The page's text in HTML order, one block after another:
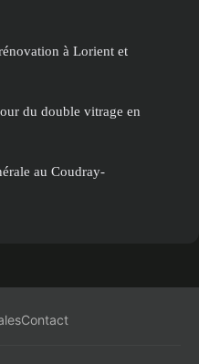
à Lorient et
du double vitrage en
au Coudray-
Contact